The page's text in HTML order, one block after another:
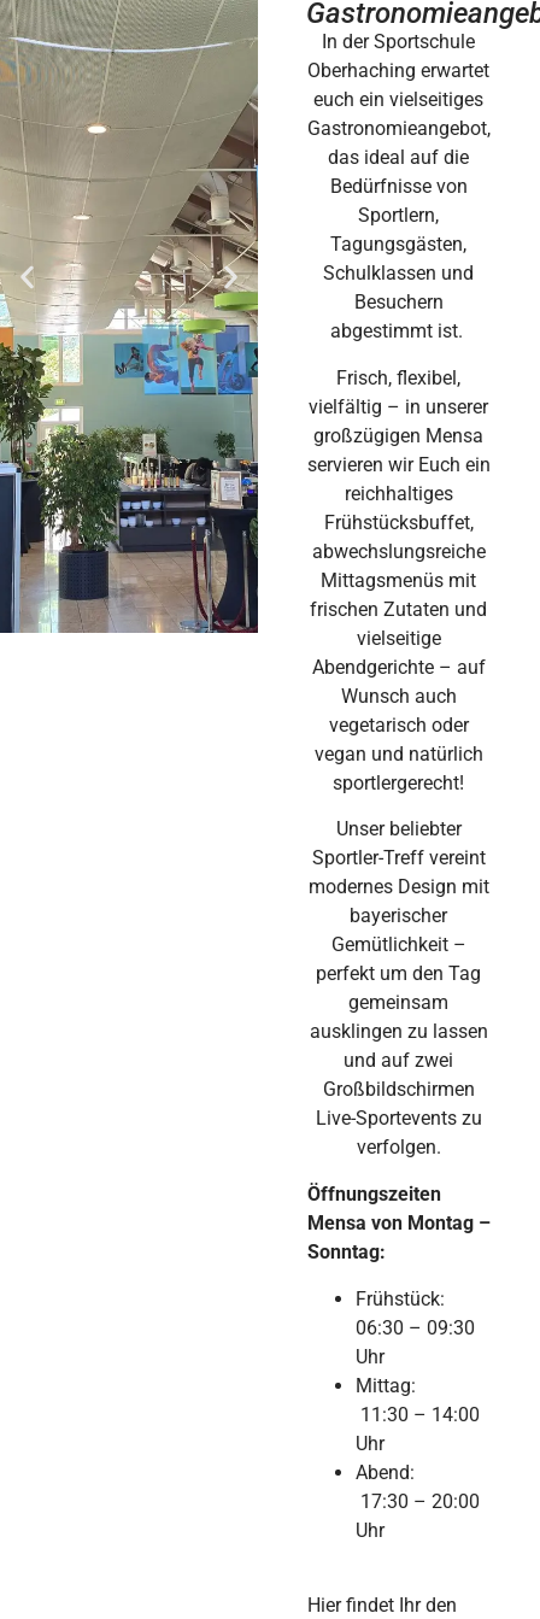
In der Sportschule
Oberhaching erwartet
euch ein vielseitiges
Gastronomieangebot,
das ideal auf die
Bedürfnisse von
Sportlern,
Tagungsgästen,
Schulklassen und
Besuchern
abgestimmt ist.
Frisch, flexibel,
vielfältig – in unserer
großzügigen Mensa
servieren wir Euch ein
reichhaltiges
Frühstücksbuffet,
abwechslungsreiche
Mittagsmenüs mit
frischen Zutaten und
vielseitige
Abendgerichte – auf
Wunsch auch
vegetarisch oder
vegan und natürlich
sportlergerecht!
Unser beliebter
Sportler-Treff vereint
modernes Design mit
bayerischer
Gemütlichkeit –
perfekt um den Tag
gemeinsam
ausklingen zu lassen
und auf zwei
Großbildschirmen
Live-Sportevents zu
verfolgen.
Öffnungszeiten
Mensa von Montag –
Sonntag:
Frühstück:
06:30 – 09:30
Uhr
Mittag:
11:30 – 14:00
Uhr
Abend:
17:30 – 20:00
Uhr
Hier findet Ihr den